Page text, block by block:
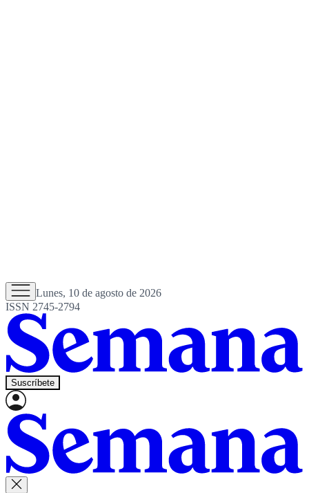
Lunes, 10 de agosto de 2026
ISSN 2745-2794
Suscríbete